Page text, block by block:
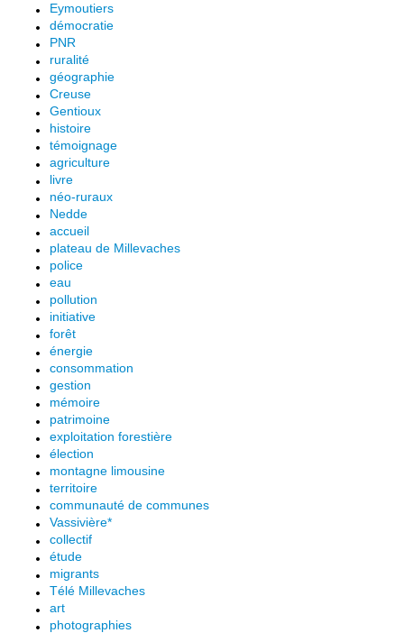
Eymoutiers
démocratie
PNR
ruralité
géographie
Creuse
Gentioux
histoire
témoignage
agriculture
livre
néo-ruraux
Nedde
accueil
plateau de Millevaches
police
eau
pollution
initiative
forêt
énergie
consommation
gestion
mémoire
patrimoine
exploitation forestière
élection
montagne limousine
territoire
communauté de communes
Vassivière*
collectif
étude
migrants
Télé Millevaches
art
photographies